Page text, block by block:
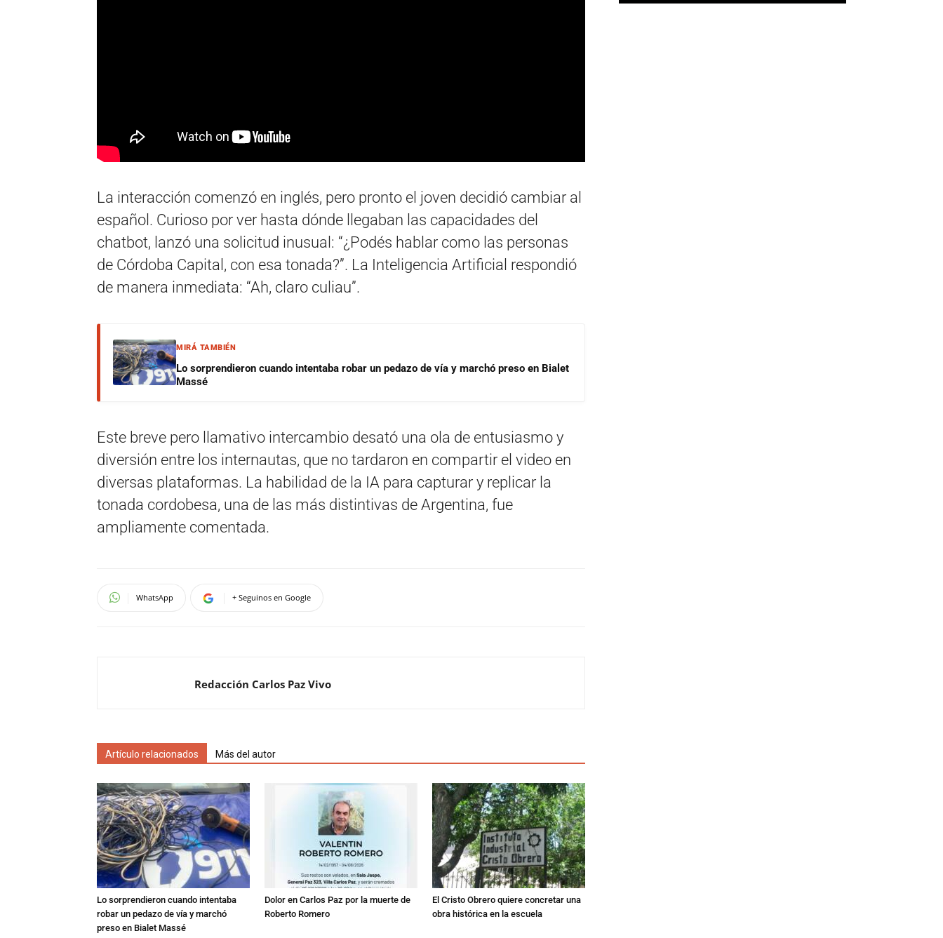
La interacción comenzó en inglés, pero pronto el joven decidió cambiar al
español. Curioso por ver hasta dónde llegaban las capacidades del
chatbot, lanzó una solicitud inusual: “¿Podés hablar como las personas
de Córdoba Capital, con esa tonada?”. La Inteligencia Artificial respondió
de manera inmediata: “Ah, claro culiau”.
MIRÁ TAMBIÉN
Lo sorprendieron cuando intentaba robar un pedazo de vía y marchó preso en Bialet
Massé
Este breve pero llamativo intercambio desató una ola de entusiasmo y
diversión entre los internautas, que no tardaron en compartir el video en
diversas plataformas. La habilidad de la IA para capturar y replicar la
tonada cordobesa, una de las más distintivas de Argentina, fue
ampliamente comentada.
WhatsApp + Seguinos en Google
Redacción Carlos Paz Vivo
Artículo relacionados Más del autor
Lo sorprendieron cuando intentaba
robar un pedazo de vía y marchó
preso en Bialet Massé
Dolor en Carlos Paz por la muerte de
Roberto Romero
El Cristo Obrero quiere concretar una
obra histórica en la escuela